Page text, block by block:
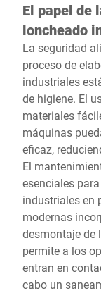
El papel de
loncheado
La seguridad
proceso de
industriales
de higiene. El
materiales
máquinas
eficaz,
El
esenciales
industriales en
modernas
desmontaje de
permite a los
entran en
cabo un